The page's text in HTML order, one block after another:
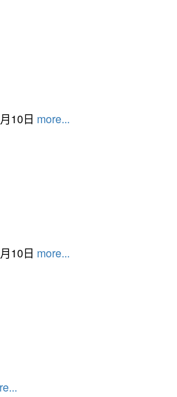
10日 more...
10日 more...